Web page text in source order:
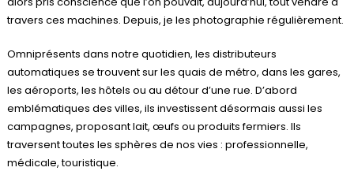
travers ces machines. Depuis, je les photographie régulièrement.
Omniprésents dans notre quotidien, les distributeurs
automatiques se trouvent sur les quais de métro, dans les gares,
les aéroports, les hôtels ou au détour d’une rue. D’abord
emblématiques des villes, ils investissent désormais aussi les
campagnes, proposant lait, œufs ou produits fermiers. Ils
traversent toutes les sphères de nos vies : professionnelle,
médicale, touristique.